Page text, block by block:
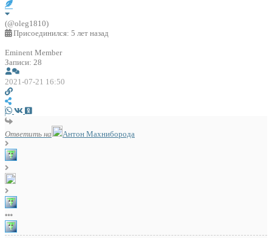
(@oleg1810)
Присоединился: 5 лет назад
Eminent Member
Записи: 28
2021-07-21 16:50
Ответить на Антон Махниборода